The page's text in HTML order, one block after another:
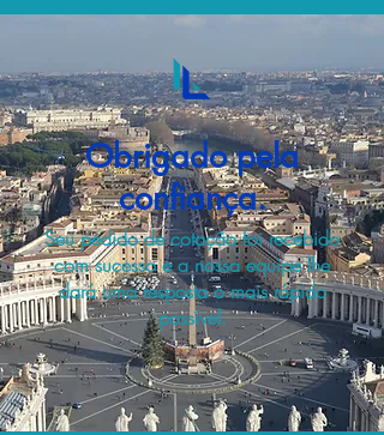
Obrigado pela
confiança.
Seu pedido de cotação foi recebido
com sucesso e a nossa equipe lhe
dará uma resposta o mais rápido
possível.